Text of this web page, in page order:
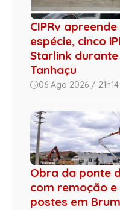
CIPRv
espécie, cinco
Starlink
Tanhaçu
06 Ago 2026 / 21h14
Obra da ponte
com remoção
postes em